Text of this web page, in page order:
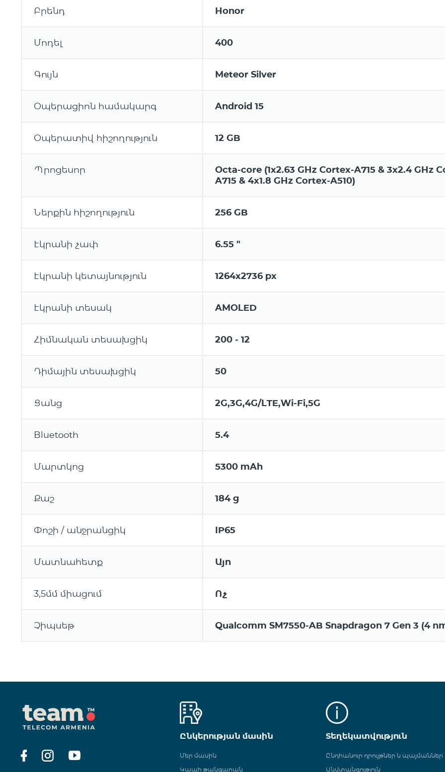
Բրենդ Honor
Մոդել 400
Գույն Meteor Silver
Օպերացիոն համակարգ Android 15
Օպերատիվ հիշողություն 12 GB
Պրոցեսոր
Octa-core (1x2.63 GHz Cortex-A715 & 3x2.4 GHz
A715 & 4x1.8 GHz Cortex-A510)
Ներքին հիշողություն 256 GB
Էկրանի չափ 6.55 "
Էկրանի կետայնություն 1264x2736 px
Էկրանի տեսակ AMOLED
Հիմնական տեսախցիկ 200 - 12
Դիմային տեսախցիկ 50
Ցանց 2G,3G,4G/LTE,Wi-Fi,5G
Bluetooth 5.4
Մարտկոց 5300 mAh
Քաշ 184 g
Փոշի / անջրանցիկ IP65
Մատնահետք Այո
3,5մմ միացում Ոչ
Չիպսեթ Qualcomm SM7550-AB Snapdragon 7 Gen 3 (4
Ընկերության մասին
Մեր մասին
Կապի թանգարան
Տեղեկատվություն
Ընդհանուր դրույթներ և պայմաններ
Անվտանգություն